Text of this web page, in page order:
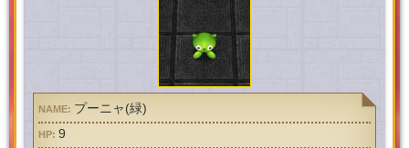
プーニャ(緑)
9